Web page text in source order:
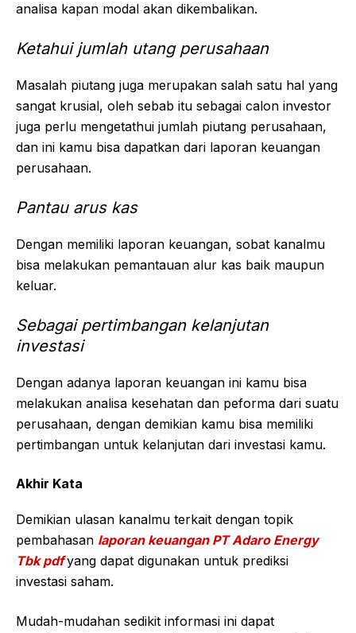
analisa kapan modal akan dikembalikan.
Ketahui jumlah utang perusahaan
Masalah piutang juga merupakan salah satu hal yang
sangat krusial, oleh sebab itu sebagai calon investor
juga perlu mengetathui jumlah piutang perusahaan,
dan ini kamu bisa dapatkan dari laporan keuangan
perusahaan.
Pantau arus kas
Dengan memiliki laporan keuangan, sobat kanalmu
bisa melakukan pemantauan alur kas baik maupun
keluar.
Sebagai pertimbangan kelanjutan
investasi
Dengan adanya laporan keuangan ini kamu bisa
melakukan analisa kesehatan dan peforma dari suatu
perusahaan, dengan demikian kamu bisa memiliki
pertimbangan untuk kelanjutan dari investasi kamu.
Akhir Kata
Demikian ulasan kanalmu terkait dengan topik
pembahasan laporan keuangan PT Adaro Energy
Tbk pdfyang dapat digunakan untuk prediksi
investasi saham.
Mudah-mudahan sedikit informasi ini dapat